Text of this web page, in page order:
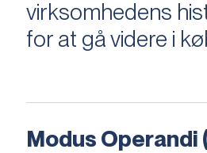
virksomhedens
for at gå videre i
Modus Operandi